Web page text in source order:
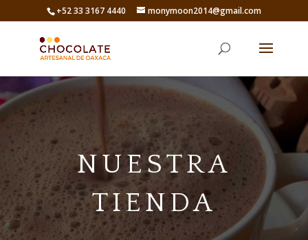
+52 33 3167 4440 monymoon2014@gmail.com
NUESTRA
TIENDA